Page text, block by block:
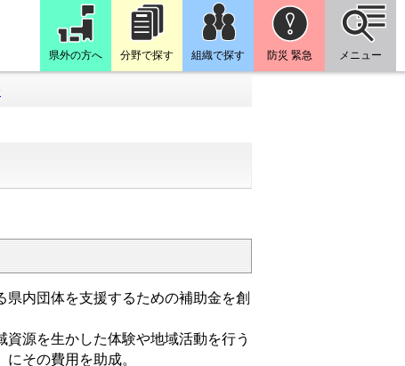
県外の方へ 分野で探す 組織で探す 防災 緊急 メニュー
内団体を支援するための補助金を創
資源を生かした体験や地域活動を行う
その費用を助成。